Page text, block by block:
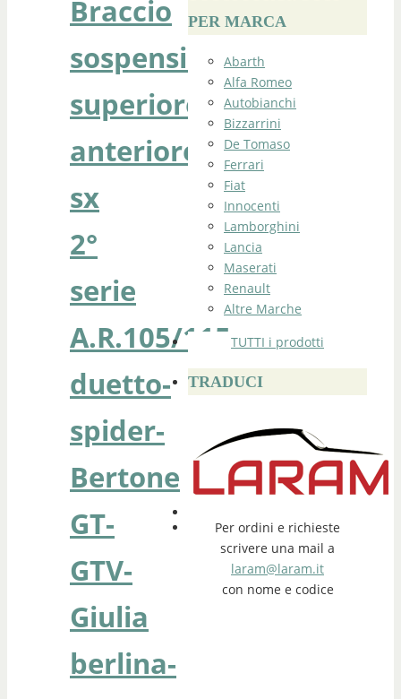
Braccio
sospensione
superiore
anteriore
sx
2°
serie
A.R.105/115
duetto-
spider-
Bertone
GT-
GTV-
Giulia
berlina-
PER MARCA
Abarth
Alfa Romeo
Autobianchi
Bizzarrini
De Tomaso
Ferrari
Fiat
Innocenti
Lamborghini
Lancia
Maserati
Renault
Altre Marche
TUTTI i prodotti
TRADUCI
Per ordini e richieste
scrivere una mail a
laram@laram.it
con nome e codice